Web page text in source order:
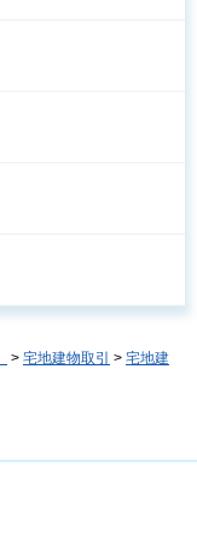
> 宅地建物取引 > 宅地建